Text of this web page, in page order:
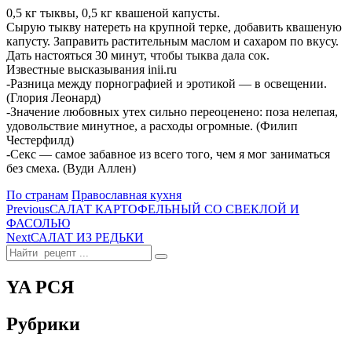
0,5 кг тыквы, 0,5 кг квашеной капусты.
Сырую тыкву натереть на крупной терке, добавить квашеную
капусту. Заправить растительным маслом и сахаром по вкусу.
Дать настояться 30 минут, чтобы тыква дала сок.
Известные высказывания inii.ru
-Разница между порнографией и эротикой — в освещении.
(Глория Леонард)
-Значение любовных утех сильно переоценено: поза нелепая,
удовольствие минутное, а расходы огромные. (Филип
Честерфилд)
-Секс — самое забавное из всего того, чем я мог заниматься
без смеха. (Вуди Аллен)
Categories
По странам Православная кухня
Навигация
по
записям
PreviousСАЛАТ КАРТОФЕЛЬНЫЙ СО СВЕКЛОЙ И
ФАСОЛЬЮ
NextСАЛАТ ИЗ РЕДЬКИ
Search
for:
YA РСЯ
Рубрики